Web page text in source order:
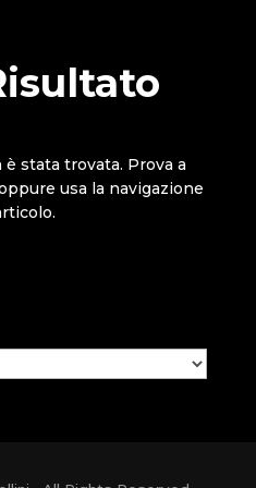
stata trovata. Prova a
usa la navigazione